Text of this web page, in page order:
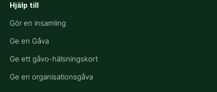
Hjälp till​
Gör en insamling
Ge en Gåva
Ge ett gåvo-hälsningskort
Ge en organisationsgåva